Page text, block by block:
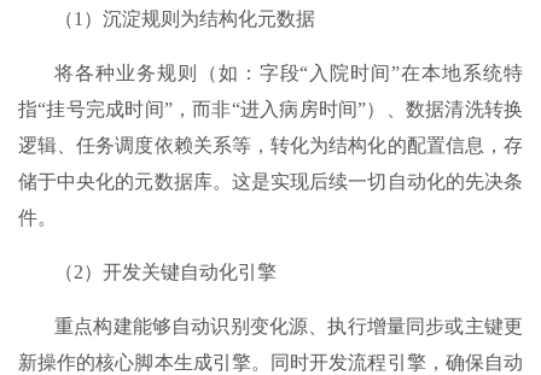
（1）沉淀规则为结构化元数据
将各种业务规则（如：字段“入院时间”在本地系统特
指“挂号完成时间”，而非“进入病房时间”）、数据清洗转换
逻辑、任务调度依赖关系等，转化为结构化的配置信息，存
储于中央化的元数据库。这是实现后续一切自动化的先决条
件。
（2）开发关键自动化引擎​
重点构建能够自动识别变化源、执行增量同步或主键更
新操作的核心脚本生成引擎。同时开发流程引擎，确保自动